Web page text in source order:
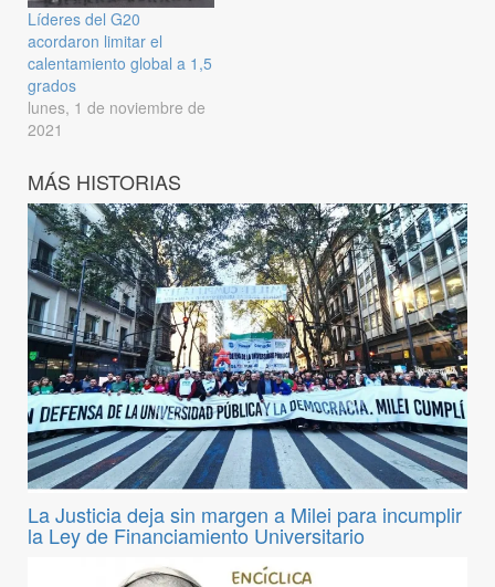
Líderes del G20
acordaron limitar el
calentamiento global a 1,5
grados
lunes, 1 de noviembre de
2021
MÁS HISTORIAS
La Justicia deja sin margen a Milei para incumplir
la Ley de Financiamiento Universitario